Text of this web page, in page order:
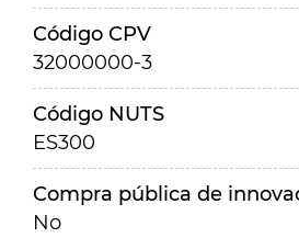
Código CPV
32000000-3
Código NUTS
ES300
Compra pública de
No